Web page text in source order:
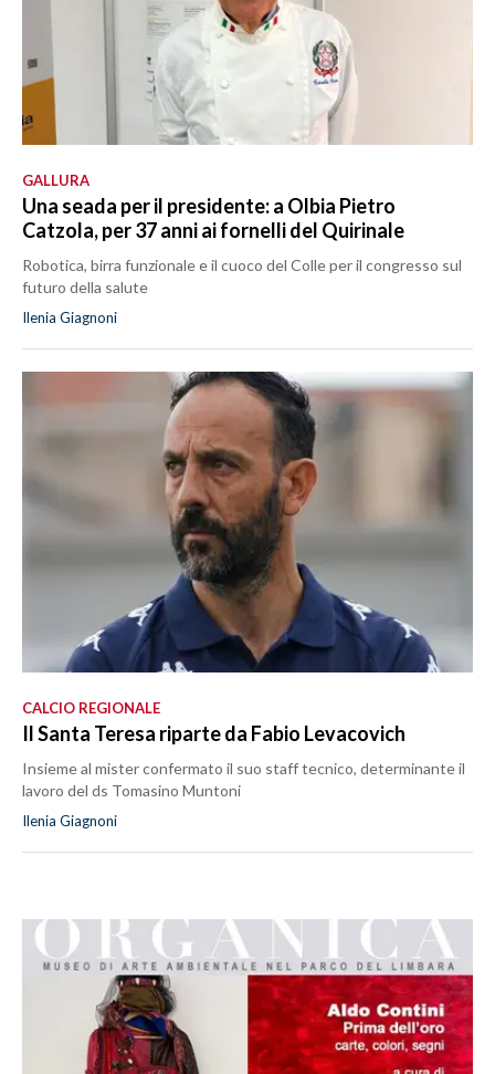
GALLURA
Una seada per il presidente: a Olbia Pietro
Catzola, per 37 anni ai fornelli del Quirinale
Robotica, birra funzionale e il cuoco del Colle per il congresso sul
futuro della salute
Ilenia Giagnoni
CALCIO REGIONALE
Il Santa Teresa riparte da Fabio Levacovich
Insieme al mister confermato il suo staff tecnico, determinante il
lavoro del ds Tomasino Muntoni
Ilenia Giagnoni